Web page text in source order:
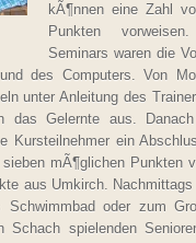
kÃ¶nnen eine Zahl
Punkten
Seminars waren die
des Computers. Von
unter Anleitung des
das Gelernte aus.
Kursteilnehmer ein
mÃ¶glichen Punkten
aus Umkirch.
oder zum
spielenden